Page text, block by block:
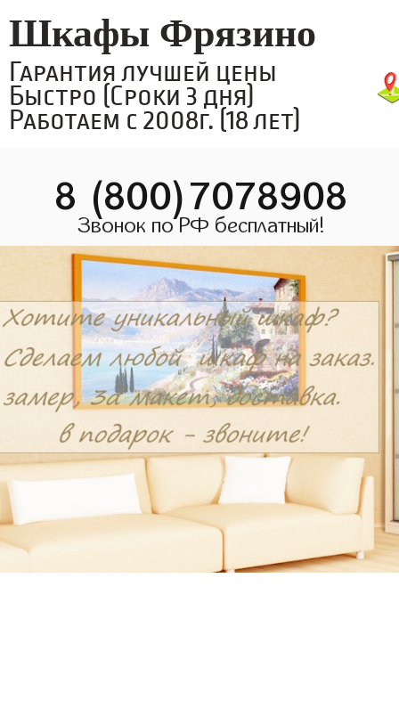
Шкафы Фрязино
Гарантия лучшей цены
Быстро (Сроки 3 дня)
Работаем с 2008г. (18 лет)
8 (800)7078908
Звонок по РФ бесплатный!